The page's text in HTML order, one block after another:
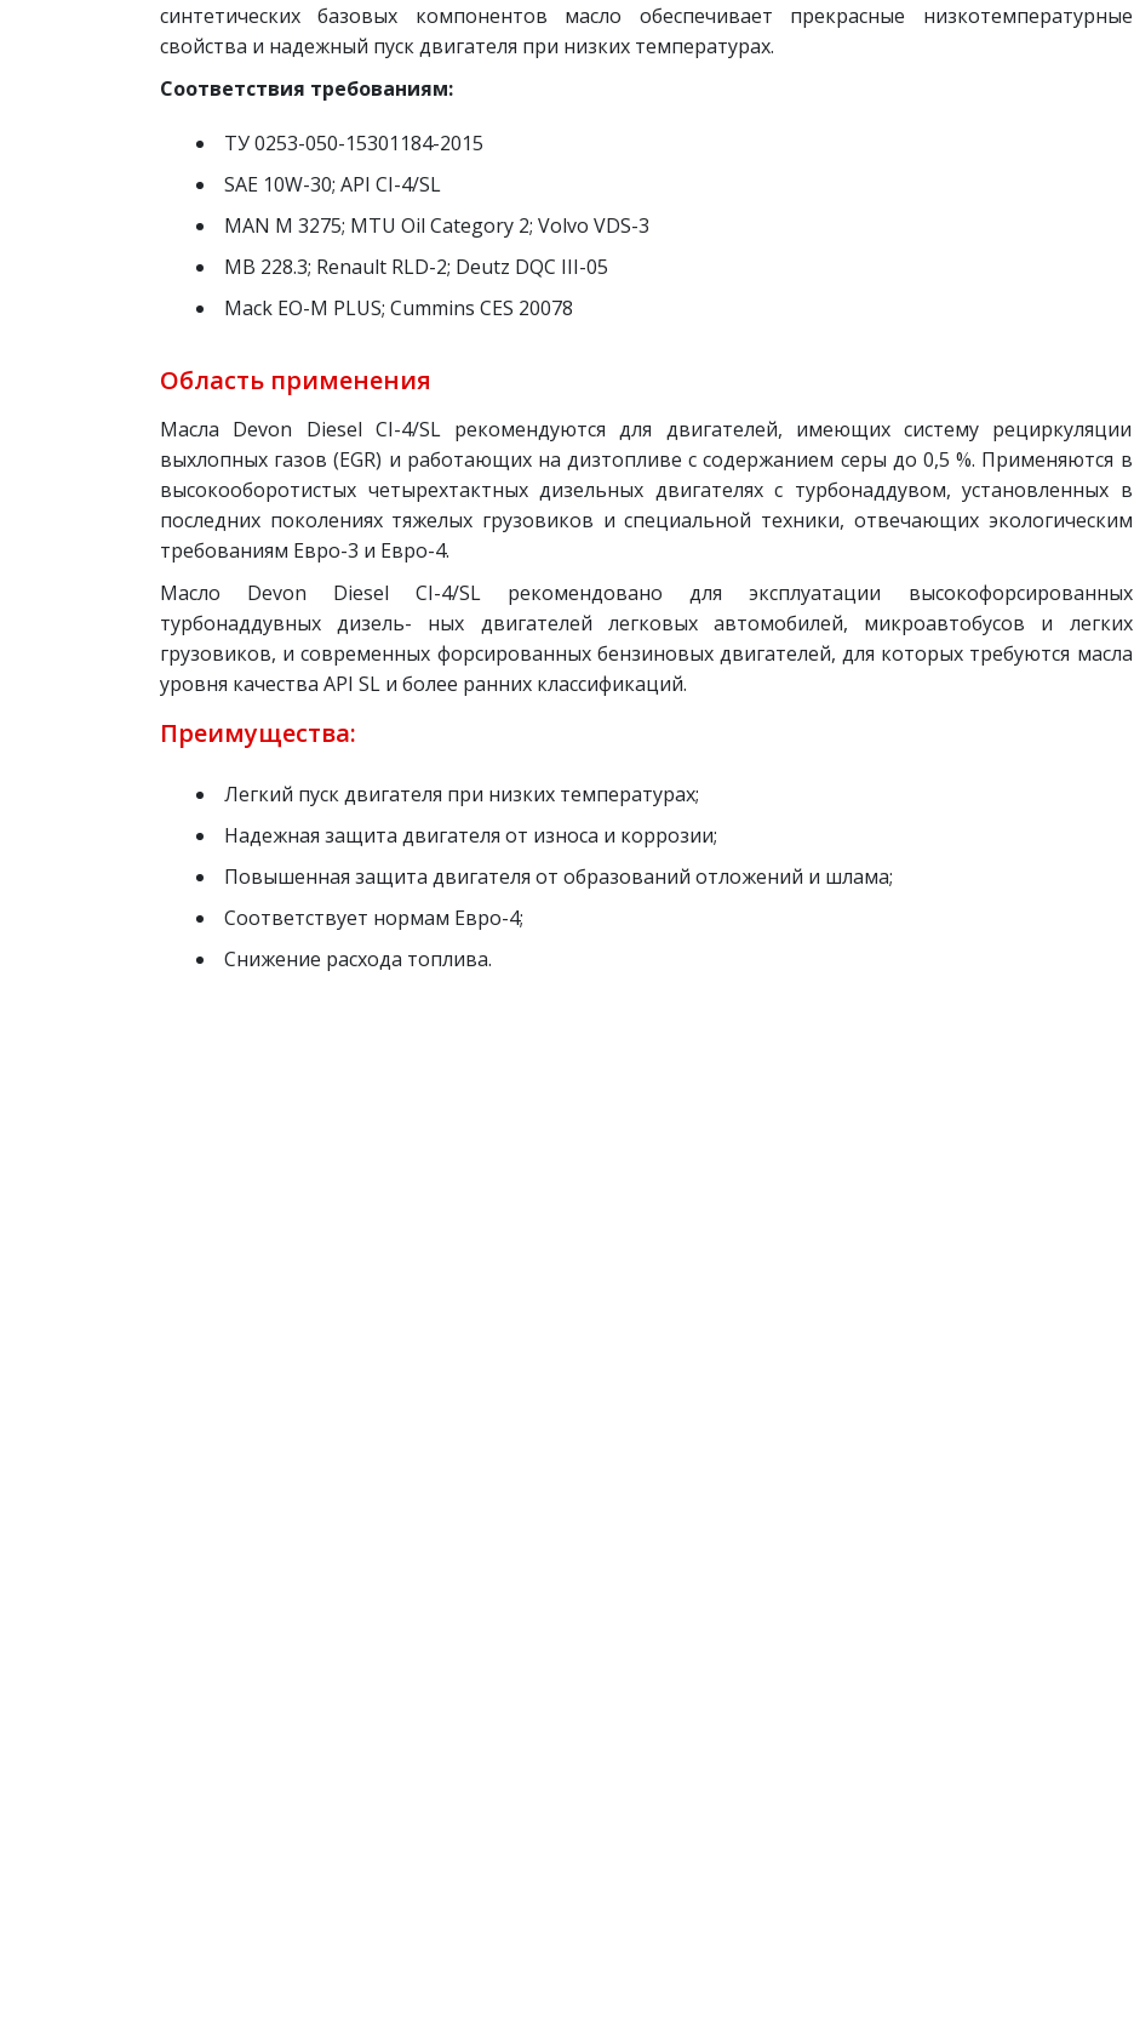
синтетических базовых компонентов масло обеспечивает прекрасные низкотемпературные
свойства и надежный пуск двигателя при низких температурах.
Соответствия требованиям:
ТУ 0253-050-15301184-2015
SAE 10W-30; API CI-4/SL
MAN M 3275; MTU Oil Category 2; Volvo VDS-3
MB 228.3; Renault RLD-2; Deutz DQC III-05
Mack EO-M PLUS; Cummins CES 20078
Область применения
Масла Devon Diesel CI-4/SL рекомендуются для двигателей, имеющих систему рециркуляции
выхлопных газов (EGR) и работающих на дизтопливе с содержанием серы до 0,5 %. Применяются в
высокооборотистых четырехтактных дизельных двигателях с турбонаддувом, установленных в
последних поколениях тяжелых грузовиков и специальной техники, отвечающих экологическим
требованиям Евро-3 и Евро-4.
Масло Devon Diesel CI-4/SL рекомендовано для эксплуатации высокофорсированных
турбонаддувных дизель- ных двигателей легковых автомобилей, микроавтобусов и легких
грузовиков, и современных форсированных бензиновых двигателей, для которых требуются масла
уровня качества API SL и более ранних классификаций.
Преимущества:
Легкий пуск двигателя при низких температурах;
Надежная защита двигателя от износа и коррозии;
Повышенная защита двигателя от образований отложений и шлама;
Соответствует нормам Евро-4;
Снижение расхода топлива.